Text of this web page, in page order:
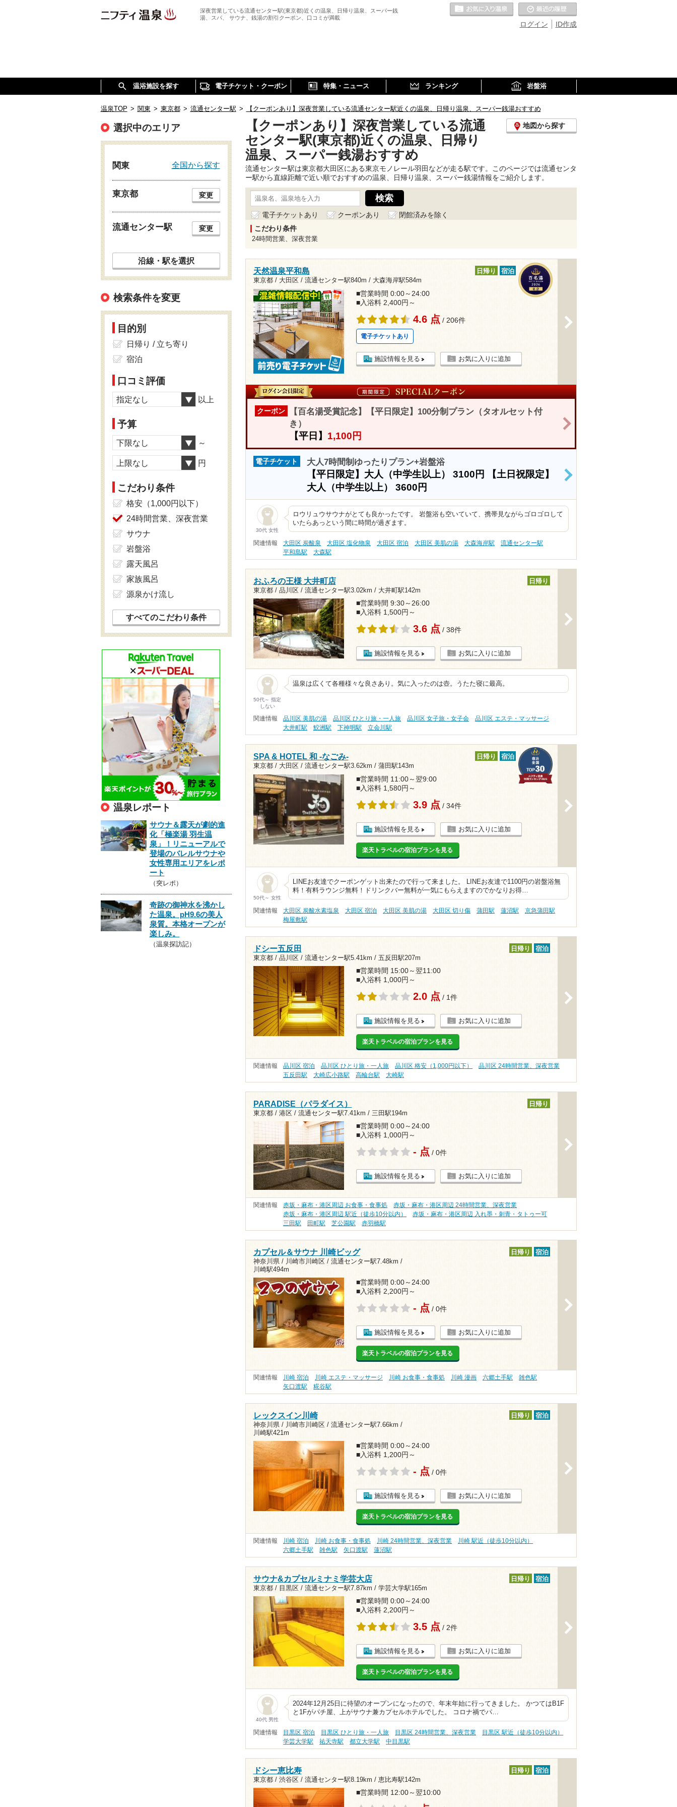
深夜営業している流通センター駅(東京都)近くの温泉、日帰り温泉、スーパー銭
湯、スパ、 サウナ、銭湯の割引クーポン、口コミが満載
ID作成
ログイン
お気に入りの温泉
温浴施設を探す 電子チケット・クーポン 特集・ニュース ランキング 岩盤浴
温泉TOP > 関東 > 東京都 > 流通センター駅 > 【クーポンあり】深夜営業している流通センター駅近くの温泉、日帰り温泉、スーパー銭湯おすすめ
【クーポンあり】深夜営業している流通
センター駅(東京都)近くの温泉、日帰り
温泉、スーパー銭湯おすすめ
地図から探す
流通センター駅は東京都大田区にある東京モノレール羽田などが走る駅です。このページでは流通センタ
ー駅から直線距離で近い順でおすすめの温泉、日帰り温泉、スーパー銭湯情報をご紹介します。
電子チケットあり クーポンあり
閉館済みを除く
こだわり条件
24時間営業、深夜営業
天然温泉平和島
東京都 / 大田区 / 流通センター駅840m / 大森海岸駅584m
日帰り 宿泊
■営業時間 0:00～24:00
■入浴料 2,400円～
4.6 点 / 206件
電子チケットあり
施設情報を見る お気に入りに追加
クーポン
【百名湯受賞記念】【平日限定】100分制プラン（タオルセット付
き）
【平日】 1,100円
電子チケット 大人7時間制ゆったりプラン+岩盤浴
【平日限定】大人（中学生以上） 3100円
【土日祝限定】
大人（中学生以上） 3600円
>
30代 女性
ロウリュウサウナがとても良かったです。 岩盤浴も空いていて、携帯見ながらゴロゴロして
いたらあっという間に時間が過ぎます。
関連情報 大田区 炭酸泉 大田区 塩化物泉 大田区 宿泊 大田区 美肌の湯 大森海岸駅
流通センター駅
平和島駅
大森駅
おふろの王様 大井町店
東京都 / 品川区 / 流通センター駅3.02km / 大井町駅142m
日帰り
■営業時間 9:30～26:00
■入浴料 1,500円～
3.6 点 / 38件
施設情報を見る お気に入りに追加
50代～ 指定
しない
温泉は広くて各種様々な良さあり。気に入ったのは壺。うたた寝に最高。
関連情報 品川区 美肌の湯 品川区 ひとり旅・一人旅 品川区 女子旅・女子会
品川区 エステ・マッサージ
大井町駅
鮫洲駅 下神明駅 立会川駅
SPA & HOTEL 和 -なごみ-
東京都 / 大田区 / 流通センター駅3.62km / 蒲田駅143m
日帰り 宿泊
■営業時間 11:00～翌9:00
■入浴料 1,580円～
3.9 点 / 34件
施設情報を見る お気に入りに追加
楽天トラベルの宿泊プランを見る
50代～ 女性
LINEお友達でクーポンゲット出来たので行って来ました。 LINEお友達で1100円の岩盤浴無
料！有料ラウンジ無料！ドリンクバー無料が一気にもらえますのでかなりお得…
関連情報 大田区 炭酸水素塩泉 大田区 宿泊 大田区 美肌の湯 大田区 切り傷 蒲田駅 蓮沼駅
京急蒲田駅
梅屋敷駅
ドシー五反田
東京都 / 品川区 / 流通センター駅5.41km / 五反田駅207m
日帰り 宿泊
■営業時間 15:00～翌11:00
■入浴料 1,000円～
2.0 点 / 1件
施設情報を見る お気に入りに追加
楽天トラベルの宿泊プランを見る
関連情報 品川区 宿泊 品川区 ひとり旅・一人旅 品川区 格安（1,000円以下）
品川区 24時間営業、深夜営業
五反田駅
大崎広小路駅 高輪台駅 大崎駅
PARADISE（パラダイス）
東京都 / 港区 / 流通センター駅7.41km / 三田駅194m
日帰り
■営業時間 0:00～24:00
■入浴料 1,000円～
- 点 / 0件
施設情報を見る お気に入りに追加
関連情報 赤坂・麻布・港区周辺 お食事・食事処
赤坂・麻布・港区周辺 24時間営業、深夜営業
赤坂・麻布・港区周辺 駅近（徒歩10分以内）
赤坂・麻布・港区周辺 入れ墨・刺青・タトゥー可
三田駅
田町駅 芝公園駅 赤羽橋駅
カプセル＆サウナ 川崎ビッグ
神奈川県 / 川崎市川崎区 / 流通センター駅7.48km /
川崎駅494m
日帰り 宿泊
■営業時間 0:00～24:00
■入浴料 2,200円～
- 点 / 0件
施設情報を見る お気に入りに追加
楽天トラベルの宿泊プランを見る
関連情報 川崎 宿泊 川崎 エステ・マッサージ 川崎 お食事・食事処 川崎 漫画 六郷土手駅
雑色駅
矢口渡駅
糀谷駅
レックスイン川崎
神奈川県 / 川崎市川崎区 / 流通センター駅7.66km /
川崎駅421m
日帰り 宿泊
■営業時間 0:00～24:00
■入浴料 1,200円～
- 点 / 0件
施設情報を見る お気に入りに追加
楽天トラベルの宿泊プランを見る
関連情報 川崎 宿泊 川崎 お食事・食事処 川崎 24時間営業、深夜営業
川崎 駅近（徒歩10分以内）
六郷土手駅
雑色駅 矢口渡駅 蓮沼駅
サウナ&カプセルミナミ学芸大店
東京都 / 目黒区 / 流通センター駅7.87km / 学芸大学駅165m
日帰り 宿泊
■営業時間 0:00～24:00
■入浴料 2,200円～
3.5 点 / 2件
施設情報を見る お気に入りに追加
楽天トラベルの宿泊プランを見る
40代 男性
2024年12月25日に待望のオープンになったので、年末年始に行ってきました。 かつてはB1F
と1Fがパチ屋、上がサウナ兼カプセルホテルでした。 コロナ禍でパ…
関連情報 目黒区 宿泊 目黒区 ひとり旅・一人旅 目黒区 24時間営業、深夜営業
目黒区 駅近（徒歩10分以内）
学芸大学駅
祐天寺駅 都立大学駅 中目黒駅
ドシー恵比寿
東京都 / 渋谷区 / 流通センター駅8.19km / 恵比寿駅142m
日帰り 宿泊
■営業時間 12:00～翌10:00
選択中のエリア
関東 全国から探す
東京都 変更
流通センター駅 変更
沿線・駅を選択
検索条件を変更
目的別
日帰り / 立ち寄り
宿泊
口コミ評価
指定なし 以上
予算
下限なし ～
上限なし 円
こだわり条件
格安（1,000円以下）
24時間営業、深夜営業
サウナ
岩盤浴
露天風呂
家族風呂
源泉かけ流し
すべてのこだわり条件
温泉レポート
サウナ＆露天が劇的進
化「極楽湯 羽生温
泉」！リニューアルで
登場のバレルサウナや
女性専用エリアをレポ
ート
（突レポ）
奇跡の御神水を沸かし
た温泉。pH9.6の美人
泉質。本格オープンが
楽しみ。
（温泉探訪記）